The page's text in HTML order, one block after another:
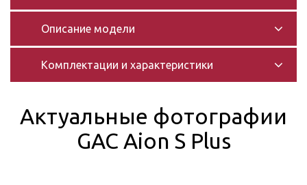
Описание модели
Комплектации и характеристики
Актуальные фотографии
GAC Aion S Plus